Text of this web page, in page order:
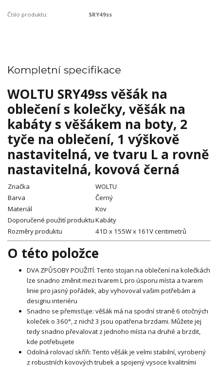
Číslo produktu: SRY49ss
Kompletní specifikace
WOLTU SRY49ss věšák na
oblečení s kolečky, věšák na
kabáty s věšákem na boty, 2
tyče na oblečení, 1 výškově
nastavitelná, ve tvaru L a rovně
nastavitelná, kovová černá
Značka
WOLTU
Barva
Černý
Materiál
Kov
Doporučené použití produktuKabáty
Rozměry produktu
41D x 155W x 161V centimetrů
O této položce
DVA ZPŮSOBY POUŽITÍ: Tento stojan na oblečení na kolečkách
lze snadno změnit mezi tvarem L pro úsporu místa a tvarem
linie pro jasný pořádek, aby vyhovoval vašim potřebám a
designu interiéru
Snadno se přemisťuje: věšák má na spodní straně 6 otočných
koleček o 360°, z nichž 3 jsou opatřena brzdami. Můžete jej
tedy snadno převalovat z jednoho místa na druhé a brzdit,
kde potřebujete
Odolná rolovací skříň: Tento věšák je velmi stabilní, vyrobený
z robustních kovových trubek a spojený vysoce kvalitními